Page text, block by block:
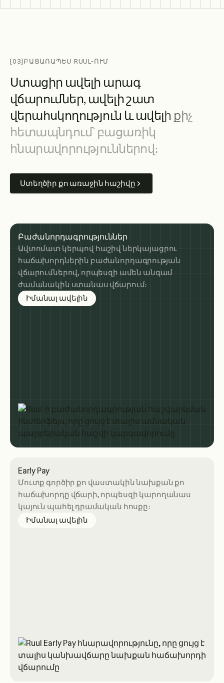
[03]ԲԱՑԱՌԱՊԵՍ RUUL-ՈՒՄ
Ստացիր ավելի արագ
վճարումներ, ավելիշատ
վերահսկողություն և ավելի քիչ
հետապնդում՝ բացառիկ
հնարավորություններով։
Ստեղծիր քո առաջին հաշիվը
Բաժանորդագրություններ
Ավտոմատ կերպով հաշիվ ներկայացրու
հաճախորդներին բաժանորդագրության
վճարումներով, որպեսզի ամեն անգամ
ժամանակին ստանաս վճարում։
Իմանալ ավելին about subscription billing
Early Pay
Մուտք գործիր քո վաստակին նախքան քո
հաճախորդը վճարի, որպեսզի կարողանաս
կայուն պահել դրամական հոսքը։
Իմանալ ավելին